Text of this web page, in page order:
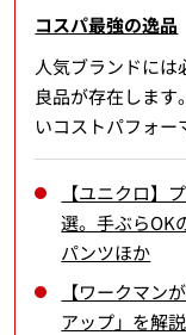
コスパ最強の逸品
人気ブランドに
良品が存在しま
いコストパフォー
【ユニクロ】
選。手ぶらOK
パンツほか
【ワークマン
アップ」を解